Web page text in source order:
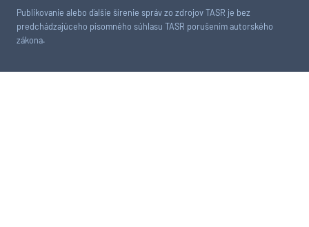
Publikovanie alebo ďalšie šírenie správ zo zdrojov TASR je bez
predchádzajúceho písomného súhlasu TASR porušením autorského
zákona.